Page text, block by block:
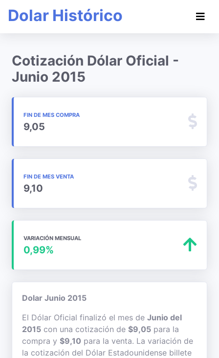
Dolar Histórico
Cotización Dólar Oficial -
Junio 2015
FIN DE MES COMPRA
9,05
FIN DE MES VENTA
9,10
VARIACIÓN MENSUAL
0,99%
Dolar Junio 2015
El Dólar Oficial finalizó el mes de Junio del
2015 con una cotización de $9,05 para la
compra y $9,10 para la venta. La variación de
la cotización del Dólar Estadounidense billete